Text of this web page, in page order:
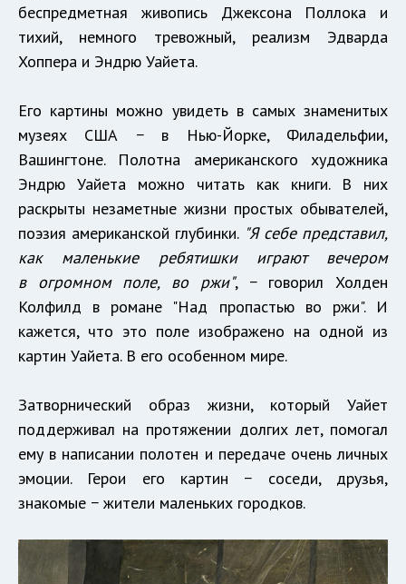
беспредметная живопись Джексона Поллока и
тихий, немного тревожный, реализм Эдварда
Хоппера и Эндрю Уайета.
Его картины можно увидеть в самых знаменитых
музеях США − в Нью-Йорке, Филадельфии,
Вашингтоне. Полотна американского художника
Эндрю Уайета можно читать как книги. В них
раскрыты незаметные жизни простых обывателей,
поэзия американской глубинки. "Я себе представил,
как маленькие ребятишки играют вечером
в огромном поле, во ржи", − говорил Холден
Колфилд в романе "Над пропастью во ржи". И
кажется, что это поле изображено на одной из
картин Уайета. В его особенном мире.
Затворнический образ жизни, который Уайет
поддерживал на протяжении долгих лет, помогал
ему в написании полотен и передаче очень личных
эмоции. Герои его картин − соседи, друзья,
знакомые − жители маленьких городков.